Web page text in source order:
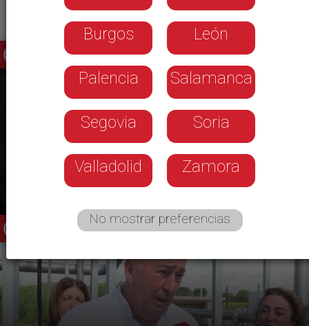
Actualidad La 8 Segovia
Reparto de gafas homologadas para el
Burgos León
Palencia Salamanca
Segovia Soria
Valladolid Zamora
No mostrar preferencias